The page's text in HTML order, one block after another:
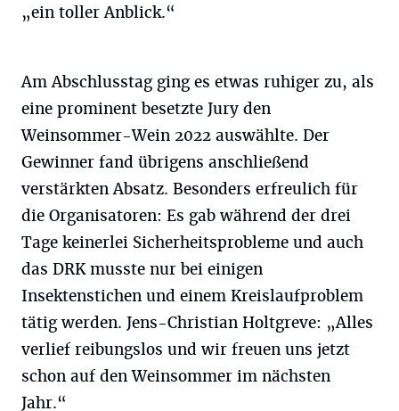
„ein toller Anblick.“
Am Abschlusstag ging es etwas ruhiger zu, als
eine prominent besetzte Jury den
Weinsommer-Wein 2022 auswählte. Der
Gewinner fand übrigens anschließend
verstärkten Absatz. Besonders erfreulich für
die Organisatoren: Es gab während der drei
Tage keinerlei Sicherheitsprobleme und auch
das DRK musste nur bei einigen
Insektenstichen und einem Kreislaufproblem
tätig werden. Jens-Christian Holtgreve: „Alles
verlief reibungslos und wir freuen uns jetzt
schon auf den Weinsommer im nächsten
Jahr.“